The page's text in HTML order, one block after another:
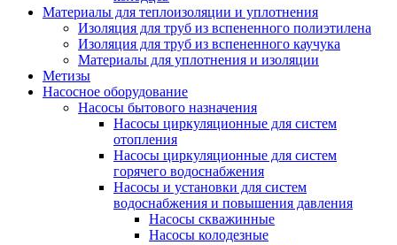
Материалы для теплоизоляции и уплотнения
Изоляция для труб из вспененного полиэтилена
Изоляция для труб из вспененного каучука
Материалы для уплотнения и изоляции
Метизы
Насосное оборудование
Насосы бытового назначения
Насосы циркуляционные для систем
отопления
Насосы циркуляционные для систем
горячего водоснабжения
Насосы и установки для систем
водоснабжения и повышения давления
Насосы скважинные
Насосы колодезные